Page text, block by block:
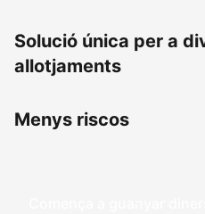
Solució única per a
allotjaments
Menys riscos
Comença a guanyar